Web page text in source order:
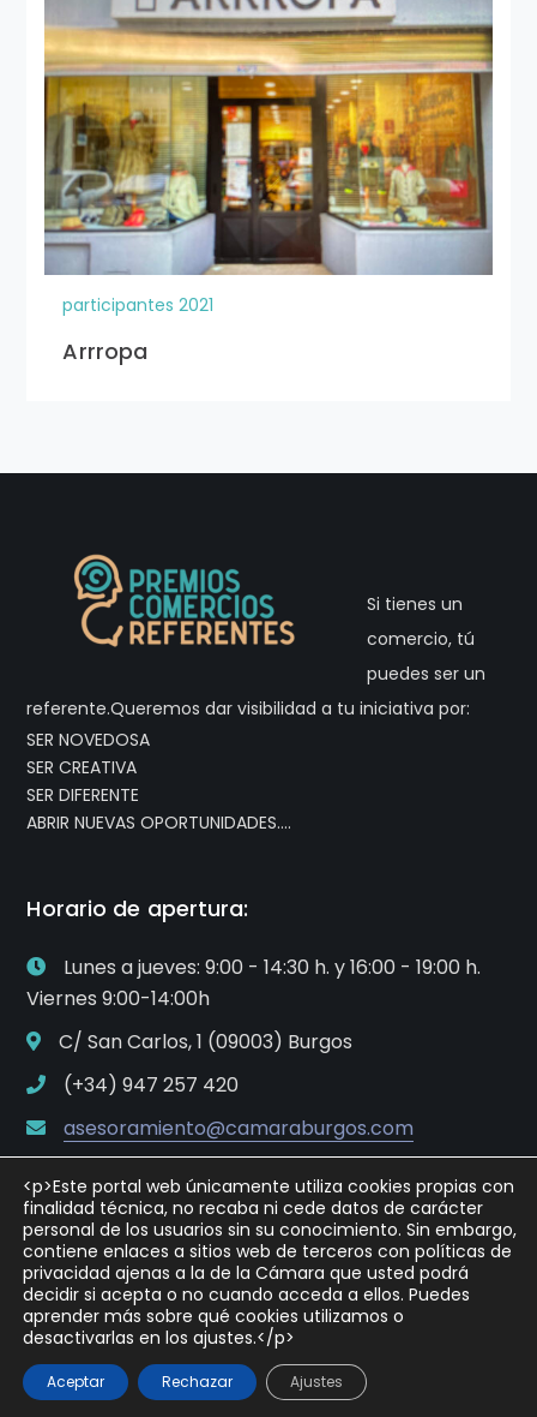
participantes 2021
Arrropa
Si tienes un
comercio, tú
puedes ser un
referente.Queremos dar visibilidad a tu iniciativa por:
SER NOVEDOSA
SER CREATIVA
SER DIFERENTE
ABRIR NUEVAS OPORTUNIDADES….
Horario de apertura:
Lunes a jueves: 9:00 - 14:30 h. y 16:00 - 19:00 h.
Viernes 9:00-14:00h
C/ San Carlos, 1 (09003) Burgos
(+34) 947 257 420
asesoramiento@camaraburgos.com
Copyright © 2021 Cámara Oficial de Comercio, Industria
y Servicios de Burgos
Política de privacidad
Aviso Legal
<p>Este portal web únicamente utiliza cookies propias con
finalidad técnica, no recaba ni cede datos de carácter
personal de los usuarios sin su conocimiento. Sin embargo,
contiene enlaces a sitios web de terceros con políticas de
privacidad ajenas a la de la Cámara que usted podrá
decidir si acepta o no cuando acceda a ellos. Puedes
aprender más sobre qué cookies utilizamos o
desactivarlas en los ajustes.</p>
Aceptar Rechazar Ajustes